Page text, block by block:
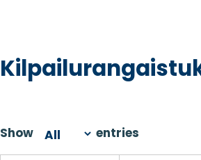
Show
entries